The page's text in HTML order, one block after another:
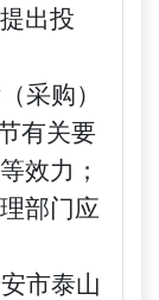
出投
采购）
有关要
效力；
部门应
市泰山